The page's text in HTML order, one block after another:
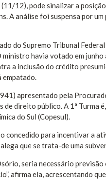
12), pode sinalizar a
A análise foi suspensa por
do Supremo Tribunal
havia votado em
a inclusão do crédito
empatado.
apresentado pela
direito público. A 1ª Turma
do Sul (Copesul).
concedido para incentivar a
que se trata-de uma
seria necessário
afirma ela, acrescentando